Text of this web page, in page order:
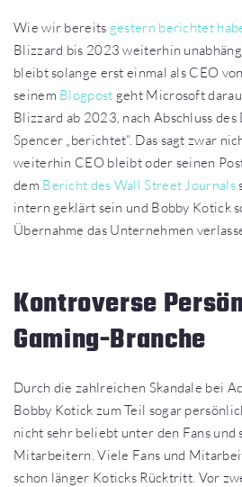
Wie wir bereits gestern berichtet
Blizzard bis 2023 weiterhin
bleibt solange erst einmal als CEO
seinem Blogpost geht Microsoft
Blizzard ab 2023, nach Abschluss
Spencer „berichtet“. Das sagt zwar
weiterhin CEO bleibt oder seinen
dem Bericht des Wall Street Journals
intern geklärt sein und Bobby Kotick
Übernahme das Unternehmen
Kontroverse
Gaming-Branche
Durch die zahlreichen Skandale bei
Bobby Kotick zum Teil sogar
nicht sehr beliebt unter den Fans und
Mitarbeitern. Viele Fans und
schon länger Koticks Rücktritt. Vor